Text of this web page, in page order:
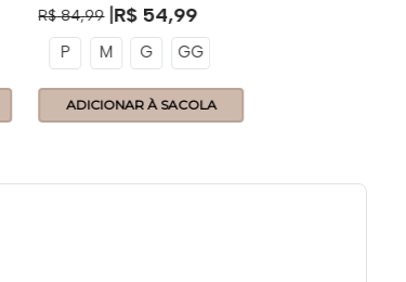
R$ 84,99 R$ 54,99
P M G GG
ADICIONAR À SACOLA